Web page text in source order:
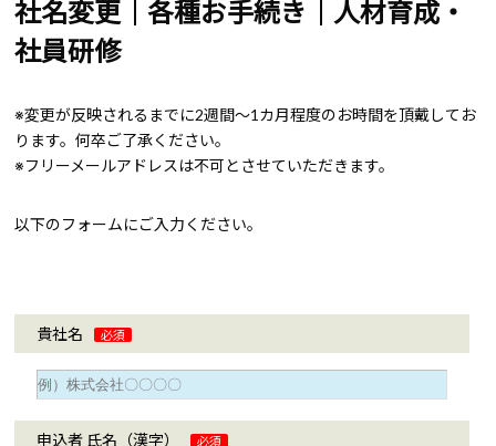
社名変更｜各種お手続き｜人材育成・
社員研修
※変更が反映されるまでに2週間～1カ月程度のお時間を頂戴してお
ります。何卒ご了承ください。
※フリーメールアドレスは不可とさせていただきます。
以下のフォームにご入力ください。